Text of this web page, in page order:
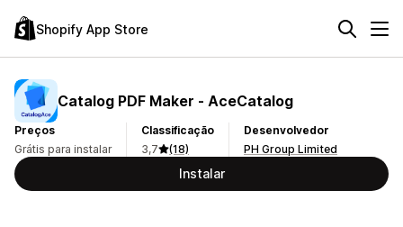
Shopify App Store
Catalog PDF Maker ‑ AceCatalog
Preços
Grátis para instalar
Classificação
3,7
(18)
Desenvolvedor
PH Group Limited
Instalar